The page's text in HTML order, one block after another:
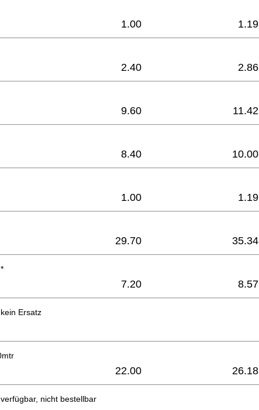
1.00 1.19
2.40 2.86
9.60 11.42
8.40 10.00
1.00 1.19
29.70 35.34
7.20 8.57
Ersatz
22.00 26.18
nicht bestellbar